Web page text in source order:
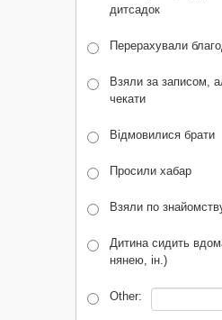
дитсадок
Перерахували
Взяли за записом,
чекати
Відмовилися брати
Просили хабар
Взяли по
Дитина сидить
нянею, ін.)
Other: